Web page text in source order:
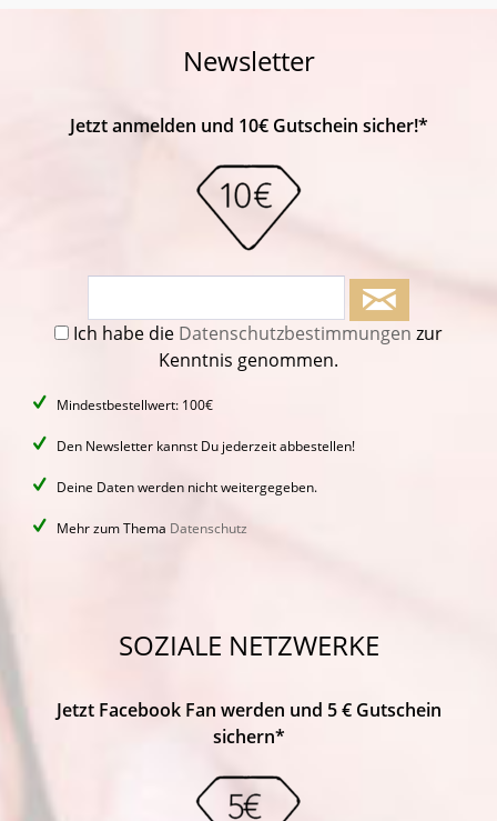
Newsletter
Jetzt anmelden und 10€ Gutschein sicher!*
Ich habe die Datenschutzbestimmungen zur
Kenntnis genommen.
Mindestbestellwert: 100€
Den Newsletter kannst Du jederzeit abbestellen!
Deine Daten werden nicht weitergegeben.
Mehr zum Thema Datenschutz
SOZIALE NETZWERKE
Jetzt Facebook Fan werden und 5 € Gutschein
sichern*